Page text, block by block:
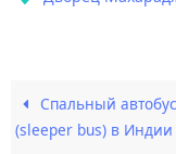
Спальный автобус
(sleeper bus) в Индии